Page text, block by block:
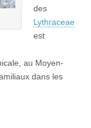
des
Lythraceae
est
au Moyen-
dans les